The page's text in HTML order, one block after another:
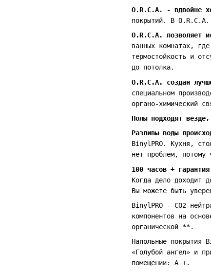
O.R.C.A. - вдвойне
покрытий. В O.R.C.A.
O.R.C.A. позволяет
ванных комнатах,
термостойкость и
до потолка.
O.R.C.A. создан
специальном
органо-химический
Полы подходят
Разливы воды
BinylPRO. Кухня,
нет проблем, потому
100 часов +
Когда дело доходит
Вы можете быть
BinylPRO - CO2-
компонентов на
органической **.
Напольные покрытия
«Голубой ангел» и
помещении: A +.